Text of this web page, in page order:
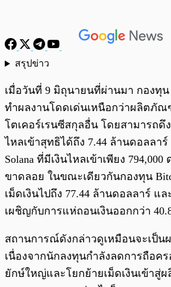
สรุปข่าว
เมื่อวันที่ 9 มิถุนายนที่ผ่านมา กองทุน
ทำผลงานโดดเด่นเหนือกว่าผลิตภั
โตเคอร์เรนซีสกุลอื่น โดยสามารถดึ
ไหลเข้าสุทธิได้ถึง 7.44 ล้านดอลลา
Solana ที่มีเงินไหลเข้าเพียง
ขาดลอย ในขณะเดียวกันกองทุน
เม็ดเงินไปถึง 77.44 ล้านดอลลาร์ แล
เผชิญกับการแห่ถอนเงินออกกว่า
สถานการณ์ดังกล่าวดูเหมือนจะเป็น
เนื่องจากนักลงทุนกำลังลดการถือค
ยักษ์ใหญ่และโยกย้ายเม็ดเงินเข้า